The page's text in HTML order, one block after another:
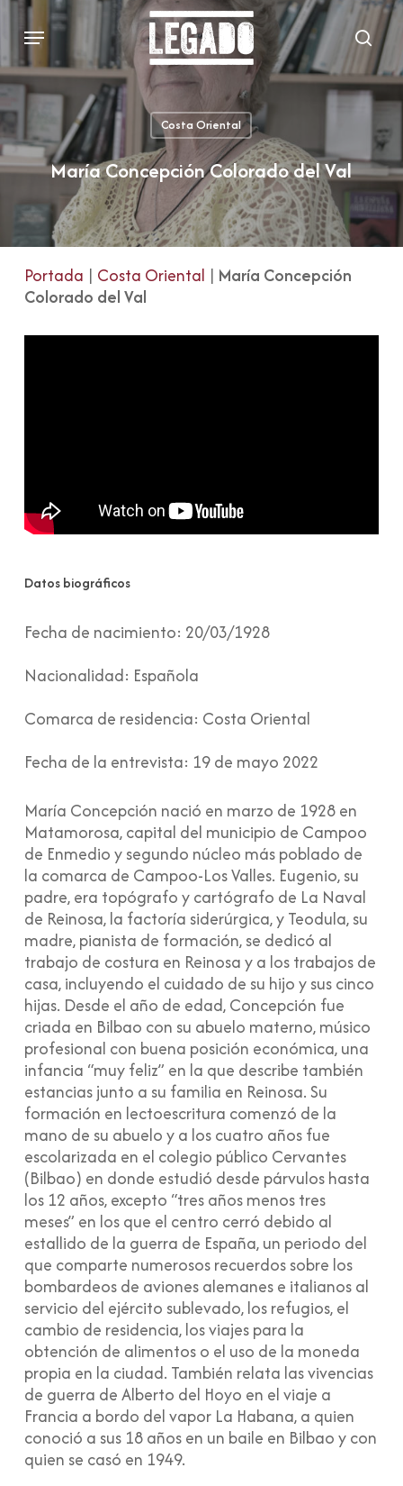
Skip
main
content
Menu
Costa Oriental
María Concepción Colorado del Val
Portada | Costa Oriental | María Concepción
Colorado del Val
Datos biográficos
Fecha de nacimiento: 20/03/1928
Nacionalidad: Española
Comarca de residencia: Costa Oriental
Fecha de la entrevista: 19 de mayo 2022
María Concepción nació en marzo de 1928 en
Matamorosa, capital del municipio de Campoo
de Enmedio y segundo núcleo más poblado de
la comarca de Campoo-Los Valles. Eugenio, su
padre, era topógrafo y cartógrafo de La Naval
de Reinosa, la factoría siderúrgica, y Teodula, su
madre, pianista de formación, se dedicó al
trabajo de costura en Reinosa y a los trabajos de
casa, incluyendo el cuidado de su hijo y sus cinco
hijas. Desde el año de edad, Concepción fue
criada en Bilbao con su abuelo materno, músico
profesional con buena posición económica, una
infancia “muy feliz” en la que describe también
estancias junto a su familia en Reinosa. Su
formación en lectoescritura comenzó de la
mano de su abuelo y a los cuatro años fue
escolarizada en el colegio público Cervantes
(Bilbao) en donde estudió desde párvulos hasta
los 12 años, excepto “tres años menos tres
meses” en los que el centro cerró debido al
estallido de la guerra de España, un periodo del
que comparte numerosos recuerdos sobre los
bombardeos de aviones alemanes e italianos al
servicio del ejército sublevado, los refugios, el
cambio de residencia, los viajes para la
obtención de alimentos o el uso de la moneda
propia en la ciudad. También relata las vivencias
de guerra de Alberto del Hoyo en el viaje a
Francia a bordo del vapor La Habana, a quien
conoció a sus 18 años en un baile en Bilbao y con
quien se casó en 1949.